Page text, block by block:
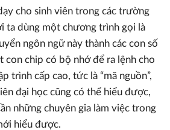
cho sinh viên trong các trường
ta dùng một chương trình gọi là
ngôn ngữ này thành các con số
con chip có bộ nhớ để ra lệnh cho
trình cấp cao, tức là “mã nguồn”,
đại học cũng có thể hiểu được,
những chuyên gia làm việc trong
hiểu được.